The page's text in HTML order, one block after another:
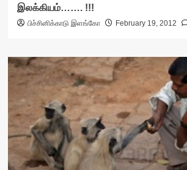
இலக்கியம்……. !!!
பிச்சினிக்காடு இளங்கோ February 19, 2012